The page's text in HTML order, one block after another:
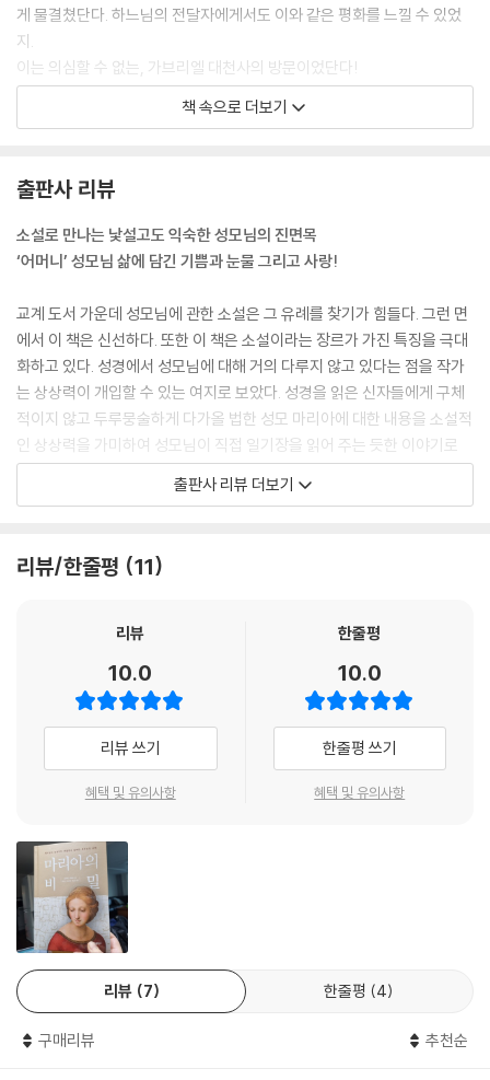
게 물결쳤단다. 하느님의 전달자에게서도 이와 같은 평화를 느낄 수 있었
지.
이는 의심할 수 없는, 가브리엘 대천사의 방문이었단다!
--- pp.38~39, 「내가 열다섯 살 때」 중에서
해 물어보셨어.
우리는 길지 않은 여정 동안 사랑이 가득한 부녀 사이의 친교를 나누었어.
여행은 꿈처럼 감미로웠지만, 지금 내가 가는 이 길이 아버지와 딸이 작별
돌아오게 될 것이기 때문이었지. 결국 이 여행은 아버지의 집을 떠나 부르
심의 길로 나아가는 여행이었단다.
--- p.67, 「천사의 방문 후에」 중에서
나에 대한 사랑이 깊은 만큼, 앞으로의 삶을 나와 함께할 수 없다는 사실이
엄청난 절망과 좌절로 다가왔어. 나와 누구의 아이인지 알 수 없는 내 아이
를 받아들일 힘이 없었기 때문이지. 아버지는 요셉에게 아이의 아버지가
누구인지 결코 말씀해 주시지 않았어. 그렇게 밤은 깊어 갔지만, 밤이 늦도
록 요셉은 잠을 청할 수 없었어. 그는 한참 동안 눈물을 흘리다가 겨우 잠들
은 깜짝 놀라 자리에서 벌떡 몸을 일으켰어. 양심의 가책 탓에 자신이 악몽
지. 그는 침묵 속에서 조용하고 평화로운 모습으로 요셉을 바라보았어.
--- p.86~87, 「약혼자 요셉의 눈물」 중에서
밖은 이미 깊은 어둠이 내렸고, 동굴 안에는 요셉이 지펴 둔 작은 불길이 타
고 있었단다. 지나치게 연기가 나지 않도록 나뭇가지들을 조금만 모아서
태웠지만, 동굴은 마치 찬란한 빛에 뒤덮인 것처럼 보였어. 아기에게서 빛
이 흘러나와서가 아니라, 아기가 바로 빛이었기 때문이었지.
보고 있으면, 누추한 동굴이 그분의 영예에 걸맞은 거대한 왕궁으로 변모
하는 듯한 착각에 젖어 들었지. 예전에는 전혀 느끼지 못했던 감정, 희열이
내게 밀물처럼 몰려와 저절로 아기에게 경배하게 되었단다.
--- p.143, 「가슴 아픈 예언」 중에서
“아버지, 하느님이 저희에게 말씀하시고 싶은 가장 중요한 것은 율법이나
준수해야 할 많은 규정 같은 것들이 아니에요. 가장 중요한 것은 사랑이지
요. 사랑이 없다면 불의와 원한, 미움과 시기, 질투만이 남을 거예요. 아무
책 속으로 더보기
출판사 리뷰
소설로 만나는 낯설고도 익숙한 성모님의 진면목
‘어머니’ 성모님 삶에 담긴 기쁨과 눈물 그리고 사랑!
교계 도서 가운데 성모님에 관한 소설은 그 유례를 찾기가 힘들다. 그런 면
에서 이 책은 신선하다. 또한 이 책은 소설이라는 장르가 가진 특징을 극대
화하고 있다. 성경에서 성모님에 대해 거의 다루지 않고 있다는 점을 작가
는 상상력이 개입할 수 있는 여지로 보았다. 성경을 읽은 신자들에게 구체
적이지 않고 두루뭉술하게 다가올 법한 성모 마리아에 대한 내용을 소설적
인 상상력을 가미하여 성모님이 직접 일기장을 읽어 주는 듯한 이야기로
풀어냈다. 저자는 자신이 알고 있는 교리적인 지식과 성경에 관한 지식을
모두 동원하여 어머니 성모 마리아의 삶을 신비하고 매혹적인 이야기로 재
소설 특유의 서사 구조 속에서 성모 마리아의 삶을 따라가다 보면 이제까
다. 우리는 지금까지 성모님을 ‘예수님의 어머니’라고 머리로는 알고 있으
슬픔까지는 가깝게 느끼지 못했다. 성경에 나타난 성모 마리아의 모습만으
로는 성모님을 한 인간으로 그려내고 공감하기가 쉽지 않았기 때문일 것이
하지만 이 책을 읽으며 인물들과 사건들 사이로 나타나는 감정의 흐름을
영성을 조금은 구체적으로 짐작할 수 있게 된다. 특히 성모님이 그저 인내
하고 침묵하는 인물이 아니라 하느님의 말씀을 따르기 위해 적극적으로 노
력하고, 사랑하는 이들을 지키기 위해 역경에 당당히 맞선 인물이라는 것
또한 알게 될 것이다.
우리가 이러한 점을 깊게 고찰할수록 성경에서 극히 제한된 모습으로 등장
하시는 성모님에 대해 의아하게 생각하게 될 것이다. 성모님의 요청에 의
사가들은 자칫 예수님에게서 시선이 분산되는 것을 염려한 나머지 성모님
출판사 리뷰 더보기
리뷰/한줄평 11
리뷰
10.0
리뷰 쓰기
혜택 및 유의사항
한줄평
10.0
한줄평 쓰기
혜택 및 유의사항
리뷰 7 한줄평 4
구매리뷰 추천순